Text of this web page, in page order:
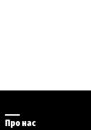
Про нас